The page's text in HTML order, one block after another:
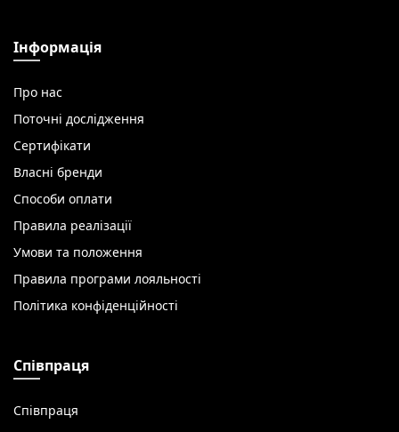
Інформація
Про нас
Поточні дослідження
Сертифікати
Власні бренди
Способи оплати
Правила реалізації
Умови та положення
Правила програми лояльності
Політика конфіденційності
Співпраця
Співпраця